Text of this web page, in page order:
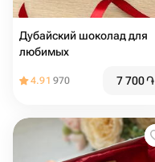
Дубайский шоколад для
любимых
4.91 970 7 700֏